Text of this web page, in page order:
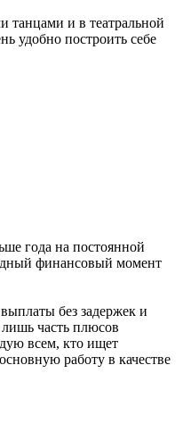
танцами и в театральной
удобно построить себе
года на постоянной
финансовый момент
без задержек и
часть плюсов
всем, кто ищет
работу в качестве